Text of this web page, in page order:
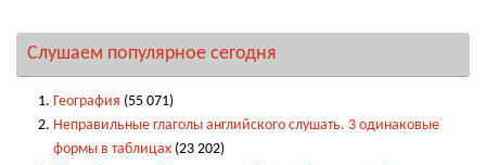
Слушаем популярное сегодня
География (55 071)
Неправильные глаголы английского слушать. 3 одинаковые
формы в таблицах (23 202)